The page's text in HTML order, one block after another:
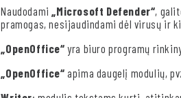
Naudodami„Microsoft Defender“,
pramogas, nesijaudindami dėl virusų ir
„OpenOffice“ yra biuro programų
„OpenOffice“ apima daugelį modulių,